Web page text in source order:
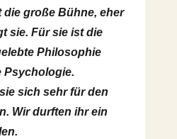
große Bühne, eher
sie. Für sie ist die
Philosophie
Psychologie.
sich sehr für den
Wir durften ihr ein